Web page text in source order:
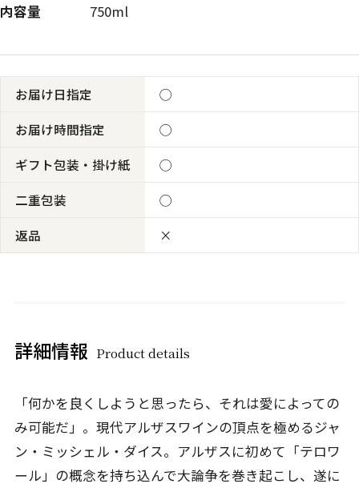
内容量 750ml
お届け日指定
◯
お届け時間指定
◯
ギフト包装・掛け紙
◯
二重包装
◯
返品
×
詳細情報 Product details
「何かを良くしようと思ったら、それは愛によっての
み可能だ」。現代アルザスワインの頂点を極めるジャ
ン・ミッシェル・ダイス。アルザスに初めて「テロワ
ール」の概念を持ち込んで大論争を巻き起こし、遂に